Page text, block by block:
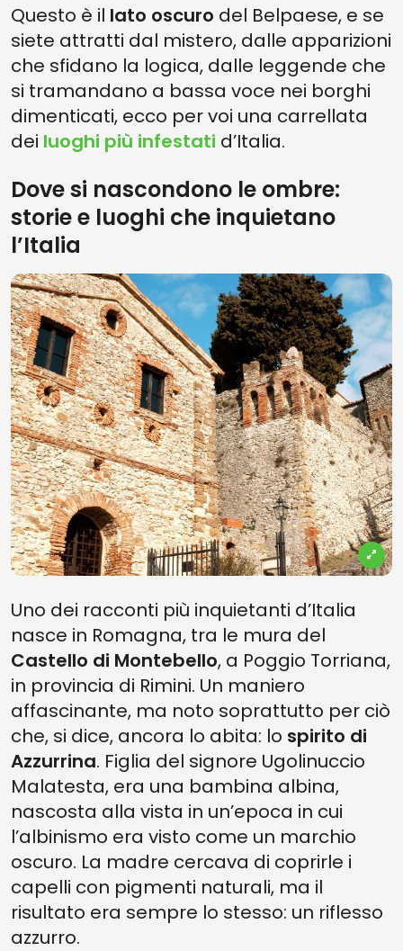
Questo è il lato oscuro del Belpaese, e se
siete attratti dal mistero, dalle apparizioni
che sfidano la logica, dalle leggende che
si tramandano a bassa voce nei borghi
dimenticati, ecco per voi una carrellata
dei luoghi più infestati d’Italia.
Dove si nascondono le ombre:
storie e luoghi che inquietano
l’Italia
Uno dei racconti più inquietanti d’Italia
nasce in Romagna, tra le mura del
Castello di Montebello, a Poggio Torriana,
in provincia di Rimini. Un maniero
affascinante, ma noto soprattutto per ciò
che, si dice, ancora lo abita: lo spirito di
Azzurrina. Figlia del signore Ugolinuccio
Malatesta, era una bambina albina,
nascosta alla vista in un’epoca in cui
l’albinismo era visto come un marchio
oscuro. La madre cercava di coprirle i
capelli con pigmenti naturali, ma il
risultato era sempre lo stesso: un riflesso
azzurro.